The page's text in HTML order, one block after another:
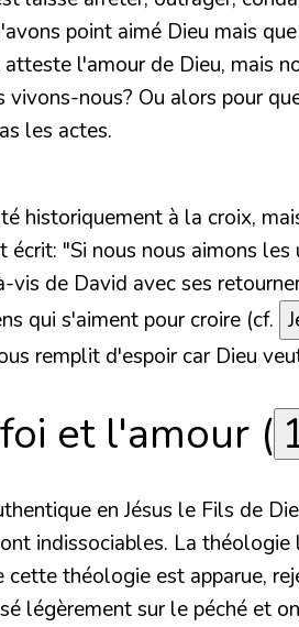
point aimé Dieu mais
l'amour de Dieu, mais
nous? Ou alors pour
les actes.
historiquement à la croix,
"Si nous nous aimons
de David avec ses
qui s'aiment pour croire (cf.
remplit d'espoir car Dieu
et l'amour (
en Jésus le Fils de
indissociables. La
théologie est apparue,
légèrement sur le péché et